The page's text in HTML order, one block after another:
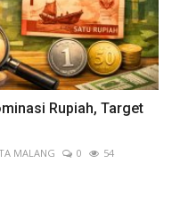
Rupiah, Target
MALANG 0
54